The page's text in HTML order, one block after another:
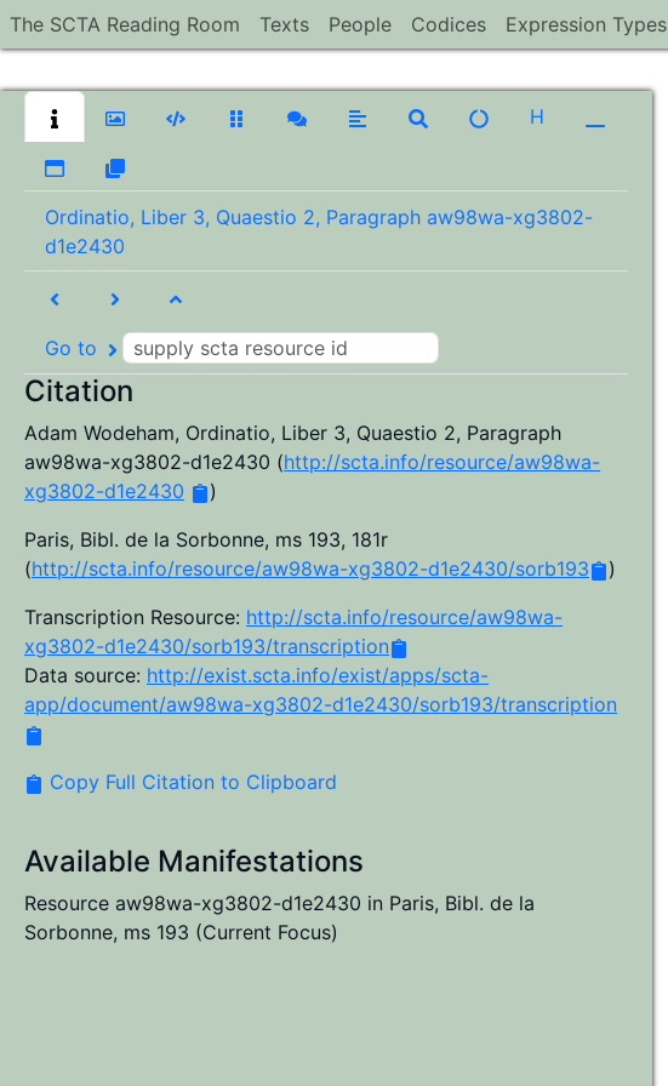
The SCTA Reading Room Texts People Codices Expression Types
H
Ordinatio, Liber 3, Quaestio 2, Paragraph aw98wa-xg3802-
d1e2430
Go to
Citation
Adam Wodeham, Ordinatio, Liber 3, Quaestio 2, Paragraph
aw98wa-xg3802-d1e2430 (http://scta.info/resource/aw98wa-
xg3802-d1e2430
)
Paris, Bibl. de la Sorbonne, ms 193, 181r
(http://scta.info/resource/aw98wa-xg3802-d1e2430/sorb193
)
Transcription Resource: http://scta.info/resource/aw98wa-
xg3802-d1e2430/sorb193/transcription
Data source: http://exist.scta.info/exist/apps/scta-
app/document/aw98wa-xg3802-d1e2430/sorb193/transcription
Copy Full Citation to Clipboard
Available Manifestations
Resource aw98wa-xg3802-d1e2430 in Paris, Bibl. de la
Sorbonne, ms 193 (Current Focus)